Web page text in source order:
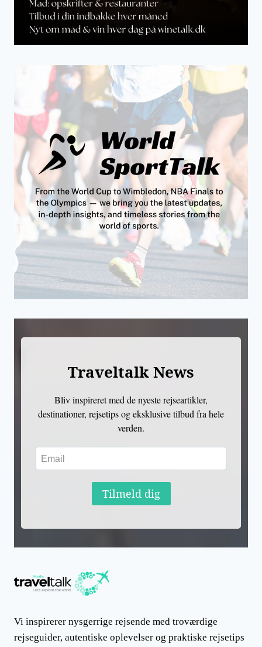
Traveltalk News
Bliv inspireret med de nyeste rejseartikler,
destinationer, rejsetips og eksklusive tilbud fra hele
verden.
Tilmeld dig
Vi inspirerer nysgerrige rejsende med troværdige
rejseguider, autentiske oplevelser og praktiske rejsetips